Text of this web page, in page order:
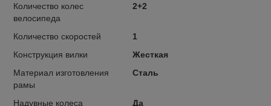
Количество колес
велосипеда
2+2
Количество скоростей
1
Конструкция вилки
Жесткая
Материал изготовления
рамы
Сталь
Надувные колеса Да